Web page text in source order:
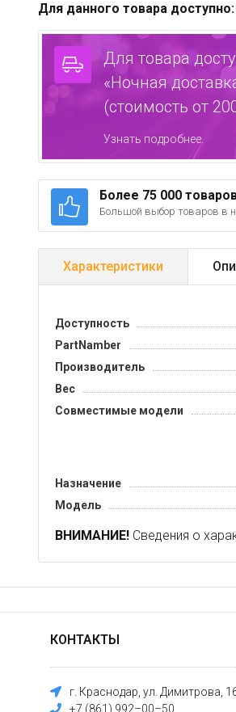
Для данного товара доступно:
Для товара
«Ночная
(стоимость от
Узнать подробнее.
Более 75 000
Большой выбор товаров в
Характеристики
Доступность
PartNamber
Производитель
Вес
Совместимые модели
Назначение
Модель
ВНИМАНИЕ! Сведения о
КОНТАКТЫ
г. Краснодар, ул. Димитрова,
+7 (861) 992–00–50